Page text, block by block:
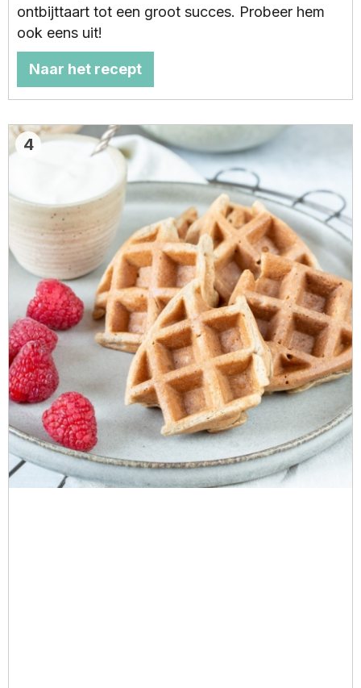
ontbijttaart tot een groot succes. Probeer hem
ook eens uit!
Naar het recept
4